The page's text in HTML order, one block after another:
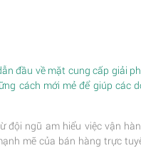
đầu về mặt cung cấp giải
cách mới mẻ để giúp các
đội ngũ am hiểu việc vận
mẽ của bán hàng trực